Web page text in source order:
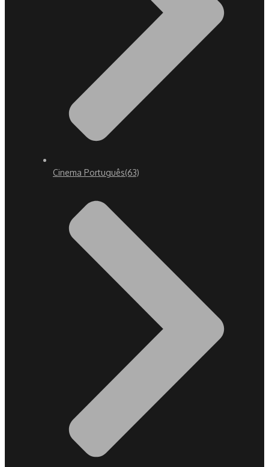
Cinema Português(63)